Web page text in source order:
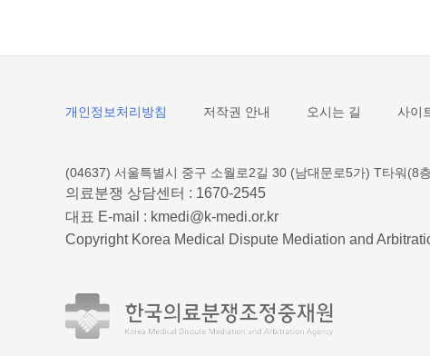
개인정보처리방침 저작권 안내 오시는 길 사이
(04637) 서울특별시 중구 소월로2길 30 (남대문로5가) T타워(8
의료분쟁 상담센터 : 1670-2545
대표 E-mail : kmedi@k-medi.or.kr
Copyright Korea Medical Dispute Mediation and